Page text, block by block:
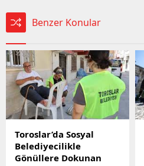
Benzer Konular
Toroslar’da Sosyal
Belediyecilikle
Gönüllere Dokunan